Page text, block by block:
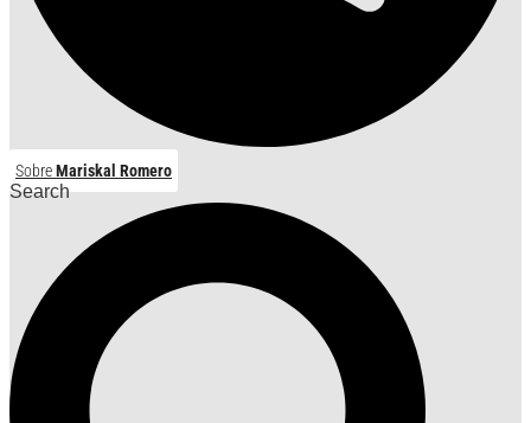
SobreMariskal Romero
Search